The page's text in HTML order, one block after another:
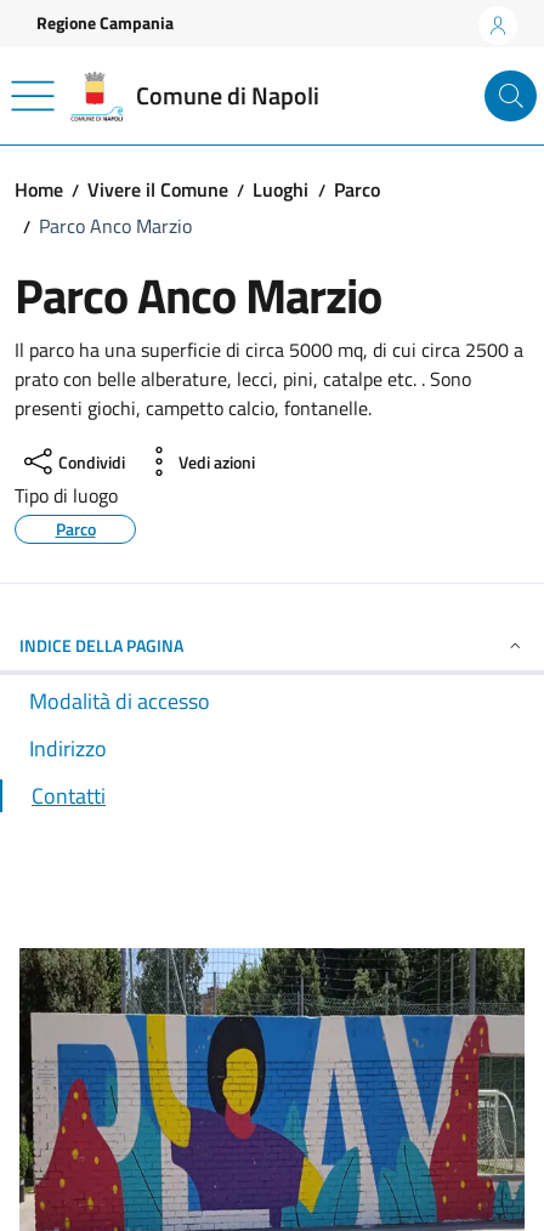
Vai ai contenuti
Vai al footer
Regione Campania
Comune di Napoli
Home Vivere il Comune Luoghi
Parco
Parco Anco Marzio
Parco Anco Marzio
Il parco ha una superficie di circa 5000 mq, di cui circa 2500 a
prato con belle alberature, lecci, pini, catalpe etc. . Sono
presenti giochi, campetto calcio, fontanelle.
Condividi Vedi azioni
Tipo di luogo
Parco
INDICE DELLA PAGINA
Modalità di accesso
Indirizzo
Contatti